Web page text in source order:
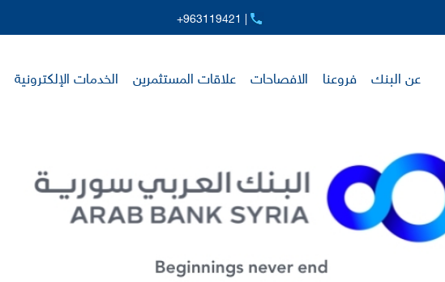
+963119421 |
عن البنك فروعنا الافصاحات علاقات المستثمرين الخدمات الإلكترونية